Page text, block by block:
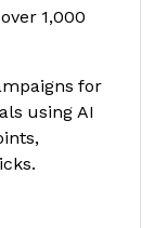
1,000
for
using AI